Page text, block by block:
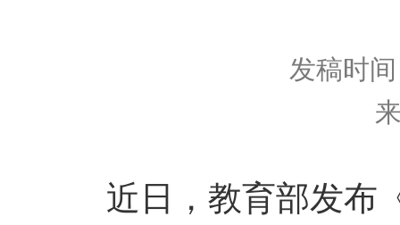
发稿时
近日，教育部发布